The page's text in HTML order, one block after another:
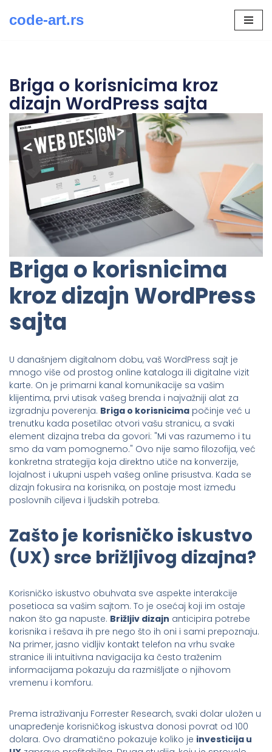
code-art.rs
Briga o korisnicima kroz
dizajn WordPress sajta
Briga o korisnicima
kroz dizajn WordPress
sajta
U današnjem digitalnom dobu, vaš WordPress sajt je
mnogo više od prostog online kataloga ili digitalne vizit
karte. On je primarni kanal komunikacije sa vašim
klijentima, prvi utisak vašeg brenda i najvažniji alat za
izgradnju poverenja. Briga o korisnicima počinje već u
trenutku kada posetilac otvori vašu stranicu, a svaki
element dizajna treba da govori: "Mi vas razumemo i tu
smo da vam pomognemo." Ovo nije samo filozofija, već
konkretna strategija koja direktno utiče na konverzije,
lojalnost i ukupni uspeh vašeg online prisustva. Kada se
dizajn fokusira na korisnika, on postaje most između
poslovnih ciljeva i ljudskih potreba.
Zašto je korisničko iskustvo
(UX) srce brižljivog dizajna?
Korisničko iskustvo obuhvata sve aspekte interakcije
posetioca sa vašim sajtom. To je osećaj koji im ostaje
nakon što ga napuste. Brižljiv dizajn anticipira potrebe
korisnika i rešava ih pre nego što ih oni i sami prepoznaju.
Na primer, jasno vidljiv kontakt telefon na vrhu svake
stranice ili intuitivna navigacija ka često traženim
informacijama pokazuju da razmišljate o njihovom
vremenu i komforu.
Prema istraživanju Forrester Research, svaki dolar uložen u
unapređenje korisničkog iskustva donosi povrat od 100
dolara. Ovo dramatično pokazuje koliko je investicija u